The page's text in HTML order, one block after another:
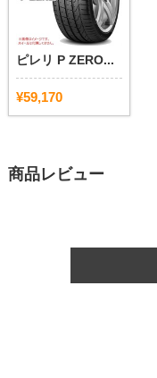
ピレリ P ZERO...
¥59,170
商品レビュー